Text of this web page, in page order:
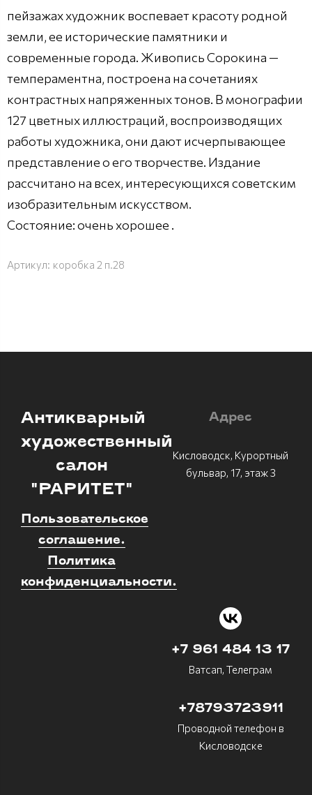
пейзажах художник воспевает красоту родной
земли, ее исторические памятники и
современные города. Живопись Сорокина —
темпераментна, построена на сочетаниях
контрастных напряженных тонов. В монографии
127 цветных иллюстраций, воспроизводящих
работы художника, они дают исчерпывающее
представление о его творчестве. Издание
рассчитано на всех, интересующихся советским
изобразительным искусством.
Состояние: очень хорошее .
Артикул: коробка 2 п.28
Антикварный
художественный
салон
"РАРИТЕТ"
Пользовательское
соглашение.
Политика
конфиденциальности.
Адрес
Кисловодск, Курортный
бульвар, 17, этаж 3
+7 961 484 13 17
Ватсап, Телеграм
+78793723911
Проводной телефон в
Кисловодске